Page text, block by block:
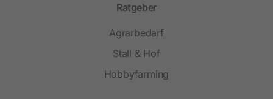
Ratgeber
Agrarbedarf
Stall & Hof
Hobbyfarming